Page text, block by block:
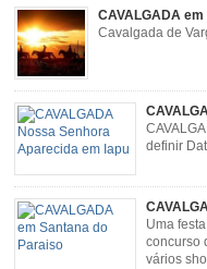
CAVALGADA
Cavalgada de
definir
Uma
concurso
vários